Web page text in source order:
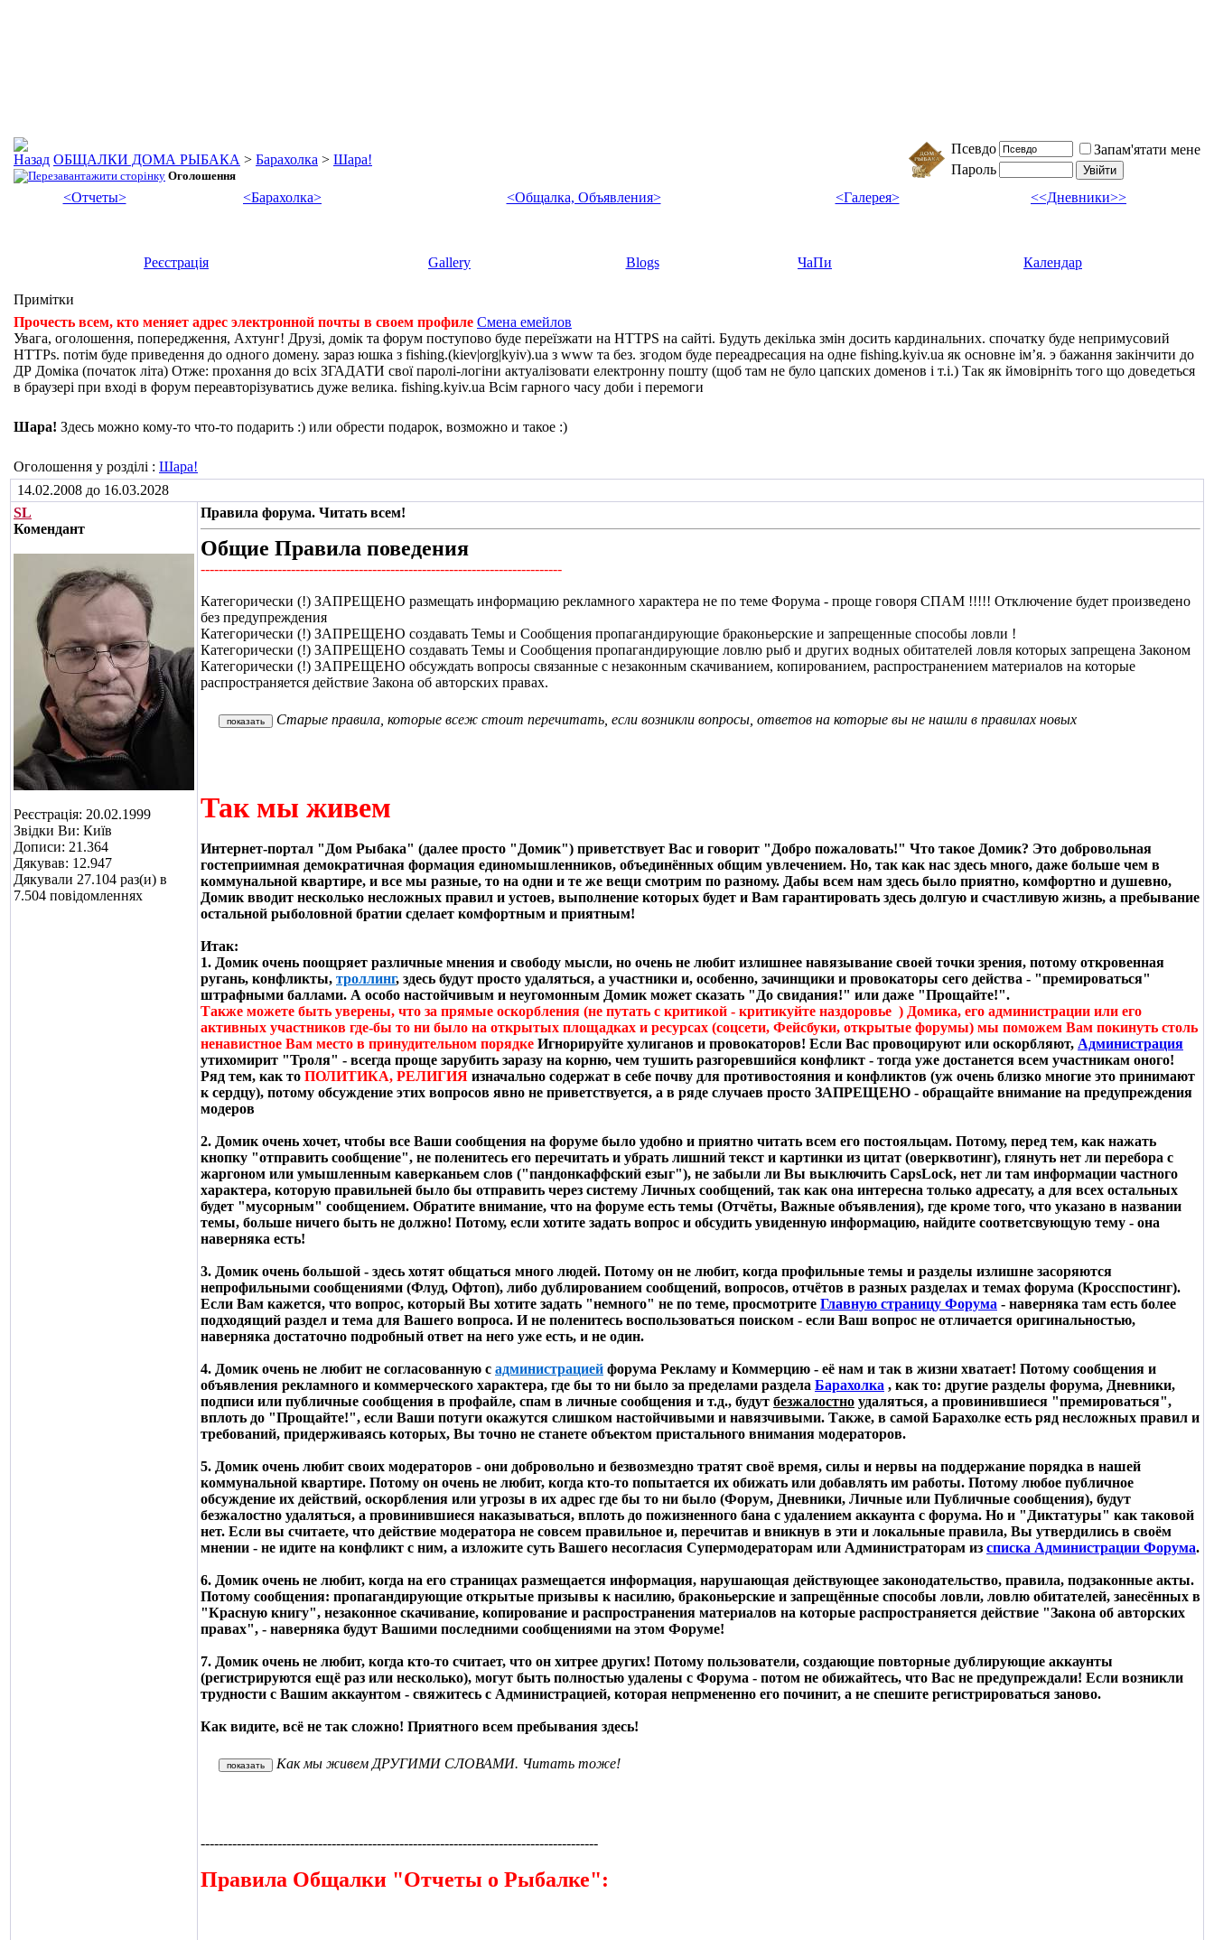
ОБЩАЛКИ ДОМА РЫБАКА > Барахолка > Шара!
Оголошення
Псевдо
Запам'ятати мене
Пароль
<Отчеты>
<Барахолка> <Общалка, Объявления> <Галерея> <<Дневники>>
Реєстрація Gallery Blogs ЧаПи Календар
Примітки
Прочесть всем, кто меняет адрес электронной почты в своем профиле Смена емейлов
Увага, оголошення, попередження, Ахтунг! Друзі, домік та форум поступово буде переїзжати на HTTPS на сайті. Будуть декілька змін досить кардинальних. спочатку буде непримусовий
HTTPs. потім буде приведення до одного домену. зараз юшка з fishing.(kiev|org|kyiv).ua з www та без. згодом буде переадресация на одне fishing.kyiv.ua як основне імʼя. э бажання закінчити до
ДР Доміка (початок літа) Отже: прохання до всіх ЗГАДАТИ свої паролі-логіни актуалізовати електронну пошту (щоб там не було цапских доменов і т.і.) Так як ймовірніть того що доведеться
в браузері при вході в форум переавторізуватись дуже велика. fishing.kyiv.ua Всім гарного часу доби і перемоги
Шара! Здесь можно кому-то что-то подарить :) или обрести подарок, возможно и такое :)
Оголошення у розділі : Шара!
14.02.2008 до 16.03.2028
SL
Комендант
Реєстрація: 20.02.1999
Звідки Ви: Київ
Дописи: 21.364
Дякував: 12.947
Дякували 27.104 раз(и) в
7.504 повідомленнях
Правила форума. Читать всем!
Общие Правила поведения
--------------------------------------------------------------------------------
Категорически (!) ЗАПРЕЩЕНО размещать информацию рекламного характера не по теме Форума - проще говоря СПАМ !!!!! Отключение будет произведено
без предупреждения
Категорически (!) ЗАПРЕЩЕНО создавать Темы и Сообщения пропагандирующие браконьерские и запрещенные способы ловли !
Категорически (!) ЗАПРЕЩЕНО создавать Темы и Сообщения пропагандирующие ловлю рыб и других водных обитателей ловля которых запрещена Законом
Категорически (!) ЗАПРЕЩЕНО обсуждать вопросы связанные с незаконным скачиванием, копированием, распространением материалов на которые
распространяется действие Закона об авторских правах.
Старые правила, которые всеж стоит перечитать, если возникли вопросы, ответов на которые вы не нашли в правилах новых
Так мы живем
Интернет-портал "Дом Рыбака" (далее просто "Домик") приветствует Вас и говорит "Добро пожаловать!" Что такое Домик? Это добровольная
гостеприимная демократичная формация единомышленников, объединённых общим увлечением. Но, так как нас здесь много, даже больше чем в
коммунальной квартире, и все мы разные, то на одни и те же вещи смотрим по разному. Дабы всем нам здесь было приятно, комфортно и душевно,
Домик вводит несколько несложных правил и устоев, выполнение которых будет и Вам гарантировать здесь долгую и счастливую жизнь, а пребывание
остальной рыболовной братии сделает комфортным и приятным!
Итак:
1. Домик очень поощряет различные мнения и свободу мысли, но очень не любит излишнее навязывание своей точки зрения, потому откровенная
ругань, конфликты, троллинг, здесь будут просто удаляться, а участники и, особенно, зачинщики и провокаторы сего действа - "премироваться"
штрафными баллами. А особо настойчивым и неугомонным Домик может сказать "До свидания!" или даже "Прощайте!".
Также можете быть уверены, что за прямые оскорбления (не путать с критикой - критикуйте наздоровье ) Домика, его администрации или его
активных участников где-бы то ни было на открытых площадках и ресурсах (соцсети, Фейсбуки, открытые форумы) мы поможем Вам покинуть столь
ненавистное Вам место в принудительном порядке Игнорируйте хулиганов и провокаторов! Если Вас провоцируют или оскорбляют, Администрация
утихомирит "Троля" - всегда проще зарубить заразу на корню, чем тушить разгоревшийся конфликт - тогда уже достанется всем участникам оного!
Ряд тем, как то ПОЛИТИКА, РЕЛИГИЯ изначально содержат в себе почву для противостояния и конфликтов (уж очень близко многие это принимают
к сердцу), потому обсуждение этих вопросов явно не приветствуется, а в ряде случаев просто ЗАПРЕЩЕНО - обращайте внимание на предупреждения
модеров
2. Домик очень хочет, чтобы все Ваши сообщения на форуме было удобно и приятно читать всем его постояльцам. Потому, перед тем, как нажать
кнопку "отправить сообщение", не поленитесь его перечитать и убрать лишний текст и картинки из цитат (оверквотинг), глянуть нет ли перебора с
жаргоном или умышленным каверканьем слов ("пандонкаффский езыг"), не забыли ли Вы выключить CapsLock, нет ли там информации частного
характера, которую правильней было бы отправить через систему Личных сообщений, так как она интересна только адресату, а для всех остальных
будет "мусорным" сообщением. Обратите внимание, что на форуме есть темы (Отчёты, Важные объявления), где кроме того, что указано в названии
темы, больше ничего быть не должно! Потому, если хотите задать вопрос и обсудить увиденную информацию, найдите соответсвующую тему - она
наверняка есть!
3. Домик очень большой - здесь хотят общаться много людей. Потому он не любит, когда профильные темы и разделы излишне засоряются
непрофильными сообщениями (Флуд, Офтоп), либо дублированием сообщений, вопросов, отчётов в разных разделах и темах форума (Кросспостинг).
Если Вам кажется, что вопрос, который Вы хотите задать "немного" не по теме, просмотрите Главную страницу Форума - наверняка там есть более
подходящий раздел и тема для Вашего вопроса. И не поленитесь воспользоваться поиском - если Ваш вопрос не отличается оригинальностью,
наверняка достаточно подробный ответ на него уже есть, и не один.
4. Домик очень не любит не согласованную с администрацией форума Рекламу и Коммерцию - её нам и так в жизни хватает! Потому сообщения и
объявления рекламного и коммерческого характера, где бы то ни было за пределами раздела Барахолка , как то: другие разделы форума, Дневники,
подписи или публичные сообщения в профайле, спам в личные сообщения и т.д., будут безжалостно удаляться, а провинившиеся "премироваться",
вплоть до "Прощайте!", если Ваши потуги окажутся слишком настойчивыми и навязчивыми. Также, в самой Барахолке есть ряд несложных правил и
требований, придерживаясь которых, Вы точно не станете объектом пристального внимания модераторов.
5. Домик очень любит своих модераторов - они добровольно и безвозмездно тратят своё время, силы и нервы на поддержание порядка в нашей
коммунальной квартире. Потому он очень не любит, когда кто-то попытается их обижать или добавлять им работы. Потому любое публичное
обсуждение их действий, оскорбления или угрозы в их адрес где бы то ни было (Форум, Дневники, Личные или Публичные сообщения), будут
безжалостно удаляться, а провинившиеся наказываться, вплоть до пожизненного бана с удалением аккаунта с форума. Но и "Диктатуры" как таковой
нет. Если вы считаете, что действие модератора не совсем правильное и, перечитав и вникнув в эти и локальные правила, Вы утвердились в своём
мнении - не идите на конфликт с ним, а изложите суть Вашего несогласия Супермодераторам или Администраторам из списка Администрации Форума.
6. Домик очень не любит, когда на его страницах размещается информация, нарушающая действующее законодательство, правила, подзаконные акты.
Потому сообщения: пропагандирующие открытые призывы к насилию, браконьерские и запрещённые способы ловли, ловлю обитателей, занесённых в
"Красную книгу", незаконное скачивание, копирование и распространения материалов на которые распространяется действие "Закона об авторских
правах", - наверняка будут Вашими последними сообщениями на этом Форуме!
7. Домик очень не любит, когда кто-то считает, что он хитрее других! Потому пользователи, создающие повторные дублирующие аккаунты
(регистрируются ещё раз или несколько), могут быть полностью удалены с Форума - потом не обижайтесь, что Вас не предупреждали! Если возникли
трудности с Вашим аккаунтом - свяжитесь с Администрацией, которая непрмененно его починит, а не спешите регистрироваться заново.
Как видите, всё не так сложно! Приятного всем пребывания здесь!
Как мы живем ДРУГИМИ СЛОВАМИ. Читать тоже!
----------------------------------------------------------------------------------------
Правила Общалки "Отчеты о Рыбалке":